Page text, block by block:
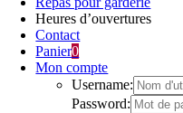
Heures d’ouvertures
Contact
Panier0
Mon compte
Username:
Password: